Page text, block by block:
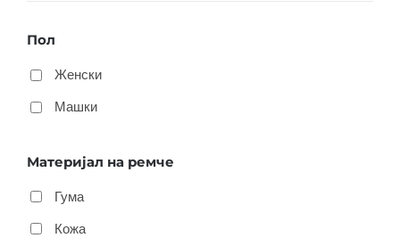
Пол
Женски
Машки
Материјал на ремче
Гума
Кожа